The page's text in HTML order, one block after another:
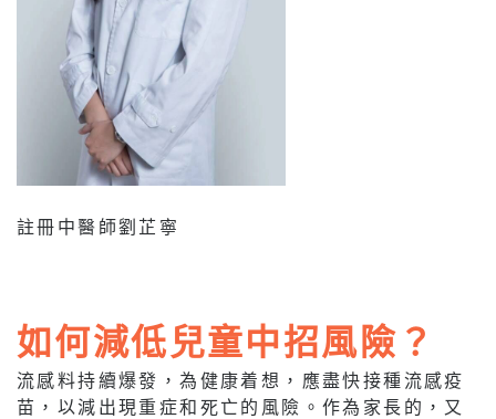
註冊中醫師劉芷寧
如何減低兒童中招風險？
流感料持續爆發，為健康着想，應盡快接種流感疫
苗，以減出現重症和死亡的風險。作為家長的，又